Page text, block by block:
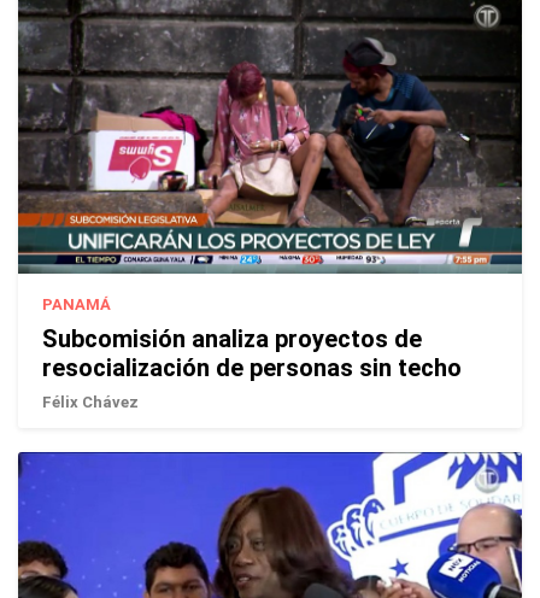
PANAMÁ
Subcomisión analiza proyectos de
resocialización de personas sin techo
Félix Chávez